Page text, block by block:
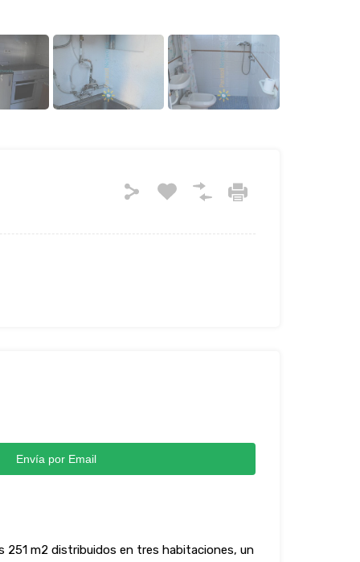
Envía por Email
251 m2 distribuidos en tres habitaciones, un